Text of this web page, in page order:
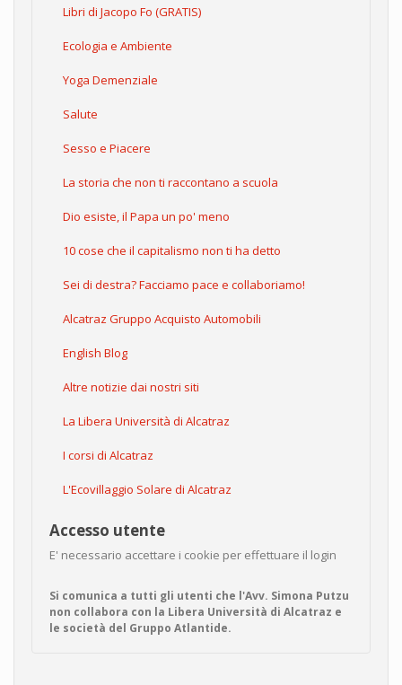
Libri di Jacopo Fo (GRATIS)
Ecologia e Ambiente
Yoga Demenziale
Salute
Sesso e Piacere
La storia che non ti raccontano a scuola
Dio esiste, il Papa un po' meno
10 cose che il capitalismo non ti ha detto
Sei di destra? Facciamo pace e collaboriamo!
Alcatraz Gruppo Acquisto Automobili
English Blog
Altre notizie dai nostri siti
La Libera Università di Alcatraz
I corsi di Alcatraz
L'Ecovillaggio Solare di Alcatraz
Accesso utente
E' necessario accettare i cookie per effettuare il login
Si comunica a tutti gli utenti che l'Avv. Simona Putzu
non collabora con la Libera Università di Alcatraz e
le società del Gruppo Atlantide.